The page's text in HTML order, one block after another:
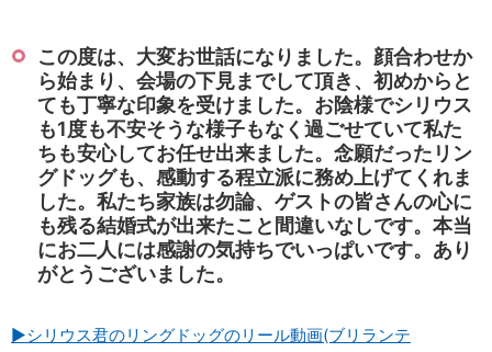
この度は、大変お世話になりました。顔合わせか
ら始まり、会場の下見までして頂き、初めからと
ても丁寧な印象を受けました。お陰様でシリウス
も1度も不安そうな様子もなく過ごせていて私た
ちも安心してお任せ出来ました。念願だったリン
グドッグも、感動する程立派に務め上げてくれま
した。私たち家族は勿論、ゲストの皆さんの心に
も残る結婚式が出来たこと間違いなしです。本当
にお二人には感謝の気持ちでいっぱいです。あり
がとうございました。
▶シリウス君のリングドッグのリール動画(ブリランテ